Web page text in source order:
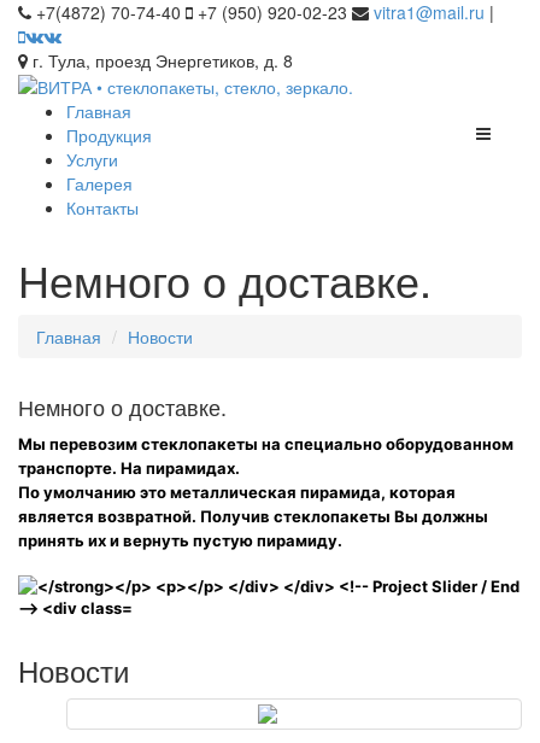
+7(4872) 70-74-40 +7 (950) 920-02-23 vitra1@mail.ru |
г. Тула, проезд Энергетиков, д. 8
Главная
Продукция
Услуги
Галерея
Контакты
Немного о доставке.
Главная Новости
Немного о доставке.
Мы перевозим стеклопакеты на специально оборудованном
транспорте. На пирамидах.
По умолчанию это металлическая пирамида, которая
является возвратной. Получив стеклопакеты Вы должны
принять их и вернуть пустую пирамиду.
Новости